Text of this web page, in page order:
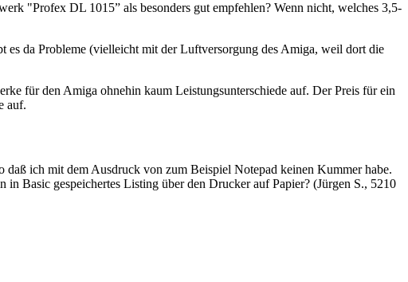
"Profex DL 1015” als besonders gut empfehlen? Wenn nicht, welches 3,5-
es da Probleme (vielleicht mit der Luftversorgung des Amiga, weil dort die
für den Amiga ohnehin kaum Leistungsunterschiede auf. Der Preis für ein
auf.
ich mit dem Ausdruck von zum Beispiel Notepad keinen Kummer habe.
Basic gespeichertes Listing über den Drucker auf Papier? (Jürgen S., 5210